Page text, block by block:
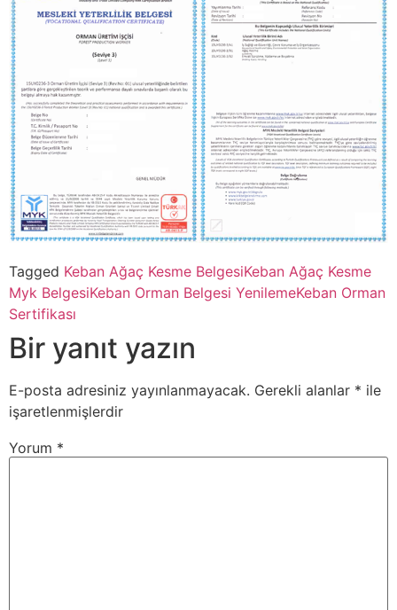
Tagged Keban Ağaç Kesme BelgesiKeban Ağaç Kesme
Myk BelgesiKeban Orman Belgesi YenilemeKeban Orman
Sertifikası
Bir yanıt yazın
E-posta adresiniz yayınlanmayacak. Gerekli alanlar * ile
işaretlenmişlerdir
Yorum *